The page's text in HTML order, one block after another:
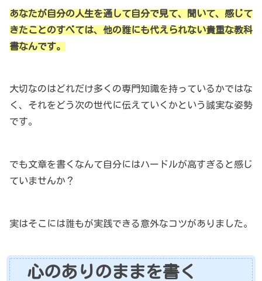
あなたが自分の人生を通して自分で見て、聞いて、感じて
きたことのすべては、他の誰にも代えられない貴重な教科
書なんです。
大切なのはどれだけ多くの専門知識を持っているかではな
く、それをどう次の世代に伝えていくかという誠実な姿勢
です。
でも文章を書くなんて自分にはハードルが高すぎると感じ
ていませんか？
実はそこには誰もが実践できる意外なコツがありました。
心のありのままを書く